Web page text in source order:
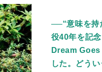
──“意味を持
役40年を記
Dream Goes
した。どう